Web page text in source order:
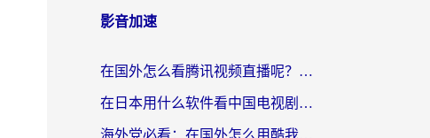
影音加速
在国外怎么看腾讯视频直播呢？留学生亲测有效的回国加速指南
在日本用什么软件看中国电视剧呢？留学生亲测有效的回国加速方案
海外党必看：在国外怎么用酷我音乐听音乐？告别“地区不支持”的实用指南